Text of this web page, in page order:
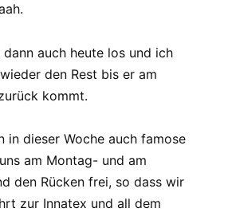
auch heute los und ich
den Rest bis er am
kommt.
in dieser Woche auch famose
am Montag- und am
den Rücken frei, so dass wir
zur Innatex und all dem